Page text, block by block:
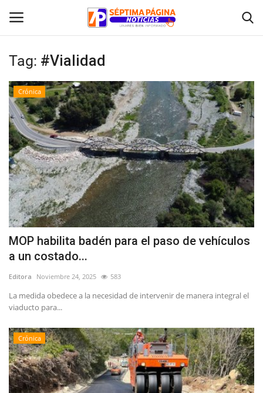
Inicio
Crónica
Policial
Tribunales
Deporte
Política
Espectáculos
Tag: #Vialidad
Crónica
MOP habilita badén para el paso de vehículos
a un costado...
Editora Noviembre 24, 2025 583
La medida obedece a la necesidad de intervenir de manera integral el
viaducto para...
Crónica